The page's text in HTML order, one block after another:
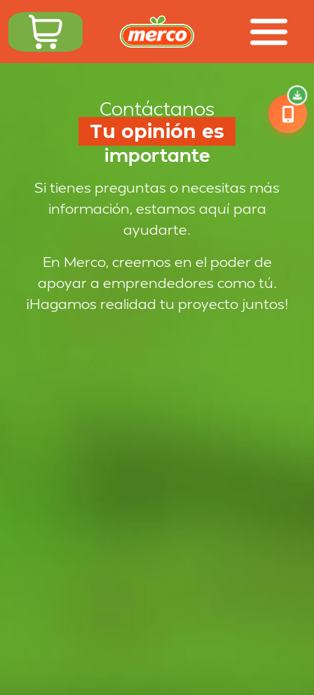
Contáctanos
Tu opinión es
importante
Si tienes preguntas o necesitas más
información, estamos aquí para
ayudarte.
En Merco, creemos en el poder de
apoyar a emprendedores como tú.
¡Hagamos realidad tu proyecto juntos!